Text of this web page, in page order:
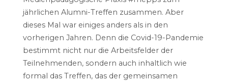
jährlichen Alumni-Treffen zusammen. Aber
dieses Mal war einiges anders als in den
vorherigen Jahren. Denn die Covid-19-Pandemie
bestimmt nicht nur die Arbeitsfelder der
Teilnehmenden, sondern auch inhaltlich wie
formal das Treffen, das der gemeinsamen